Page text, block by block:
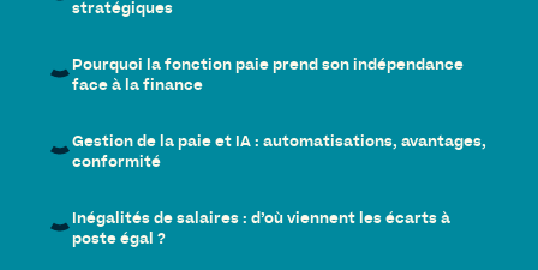
stratégiques
Pourquoi la fonction paie prend son indépendance
face à la finance
Gestion de la paie et IA : automatisations, avantages,
conformité
Inégalités de salaires : d’où viennent les écarts à
poste égal ?